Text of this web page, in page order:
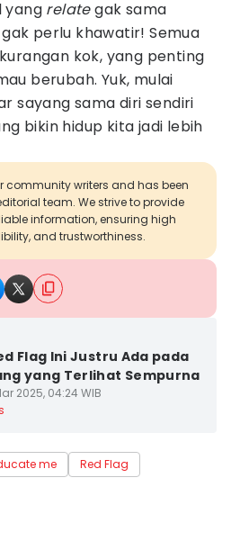
yang relategak sama
perlu khawatir! Semua
kok, yang penting
berubah. Yuk, mulai
sayang sama diri sendiri
bikin hidup kita jadi lebih
community writers and has been
team. We strive to provide
information, ensuring high
and trustworthiness.
Flag Ini Justru Ada pada
yang Terlihat Sempurna
2025, 04:24 WIB
me Red Flag